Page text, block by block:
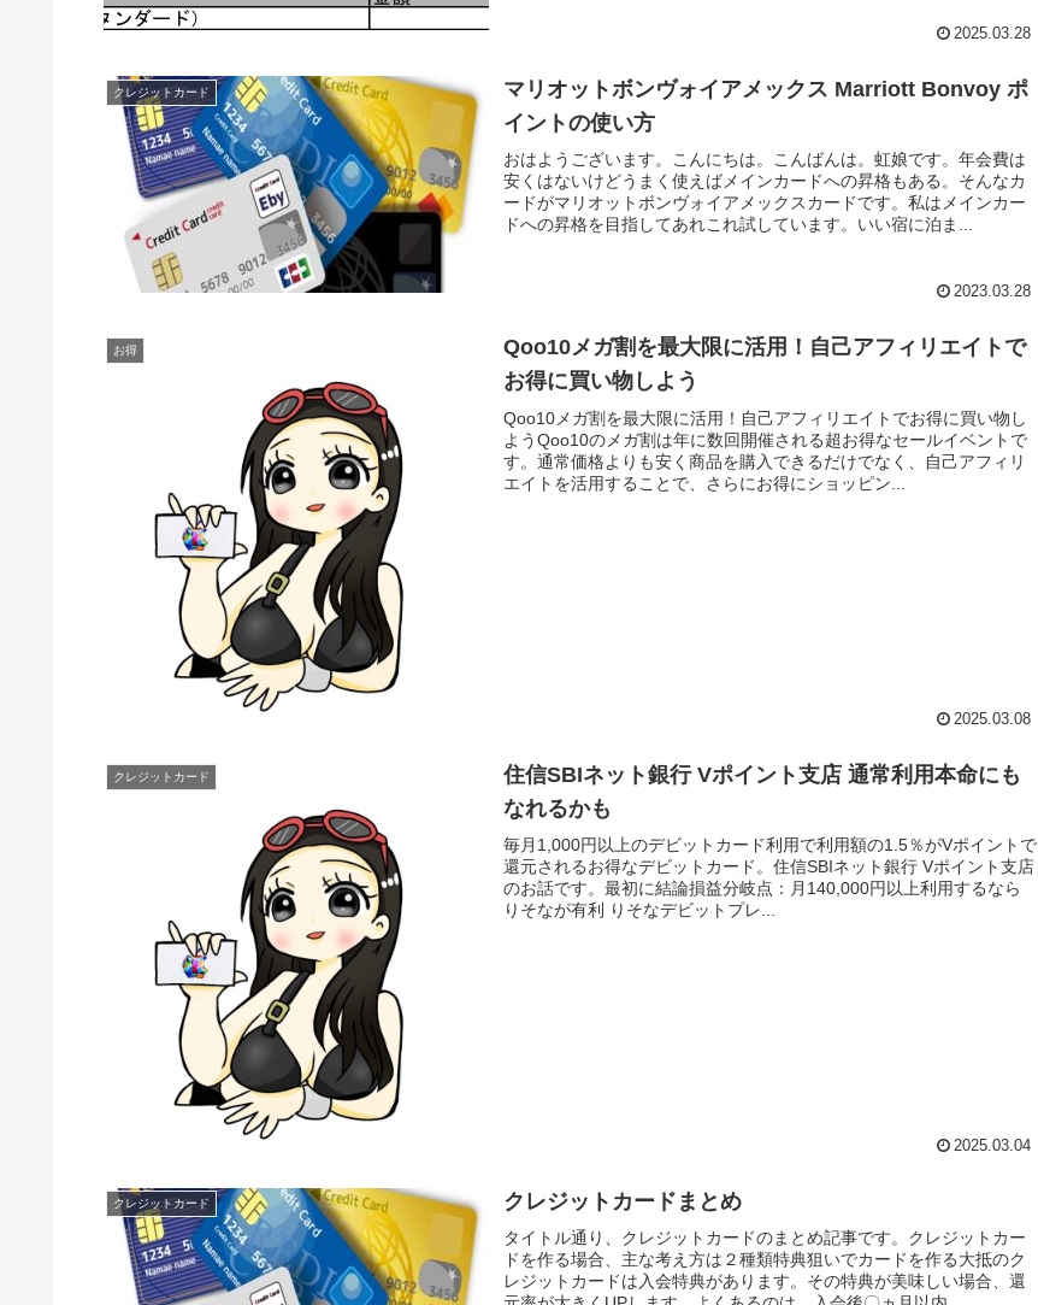
2025.03.28
クレジットカード
マリオットボンヴォイアメックス Marriott Bonvoy ポ
イントの使い方
おはようございます。こんにちは。こんばんは。虹娘です。年会費は
安くはないけどうまく使えばメインカードへの昇格もある。そんなカ
ードがマリオットボンヴォイアメックスカードです。私はメインカー
ドへの昇格を目指してあれこれ試しています。いい宿に泊ま...
2023.03.28
お得
Qoo10メガ割を最大限に活用！自己アフィリエイトで
お得に買い物しよう
Qoo10メガ割を最大限に活用！自己アフィリエイトでお得に買い物し
ようQoo10のメガ割は年に数回開催される超お得なセールイベントで
す。通常価格よりも安く商品を購入できるだけでなく、自己アフィリ
エイトを活用することで、さらにお得にショッピン...
2025.03.08
クレジットカード
住信SBIネット銀行 Vポイント支店 通常利用本命にも
なれるかも
毎月1,000円以上のデビットカード利用で利用額の1.5％がVポイントで
還元されるお得なデビットカード。住信SBIネット銀行 Vポイント支店
のお話です。最初に結論損益分岐点：月140,000円以上利用するなら
りそなが有利 りそなデビットプレ...
2025.03.04
クレジットカード クレジットカードまとめ
タイトル通り、クレジットカードのまとめ記事です。クレジットカー
ドを作る場合、主な考え方は２種類特典狙いでカードを作る大抵のク
レジットカードは入会特典があります。その特典が美味しい場合、還